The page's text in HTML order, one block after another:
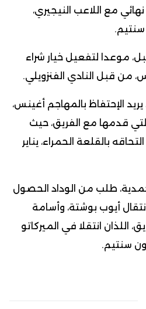
مع اللاعب النيجيري،
ماي المقبل، موعدا لتفعيل خيار شراء
من قبل النادي الفنزويلي.
يريد الإحتفاظ بالمهاجم أغينس،
قدمها مع الفريق، حيث
بالقلعة الحمراء، يناير
طلب من الوداد الحصول
أيوب بوشتة، وأسامة
اللذان انتقلا في الميركاتو